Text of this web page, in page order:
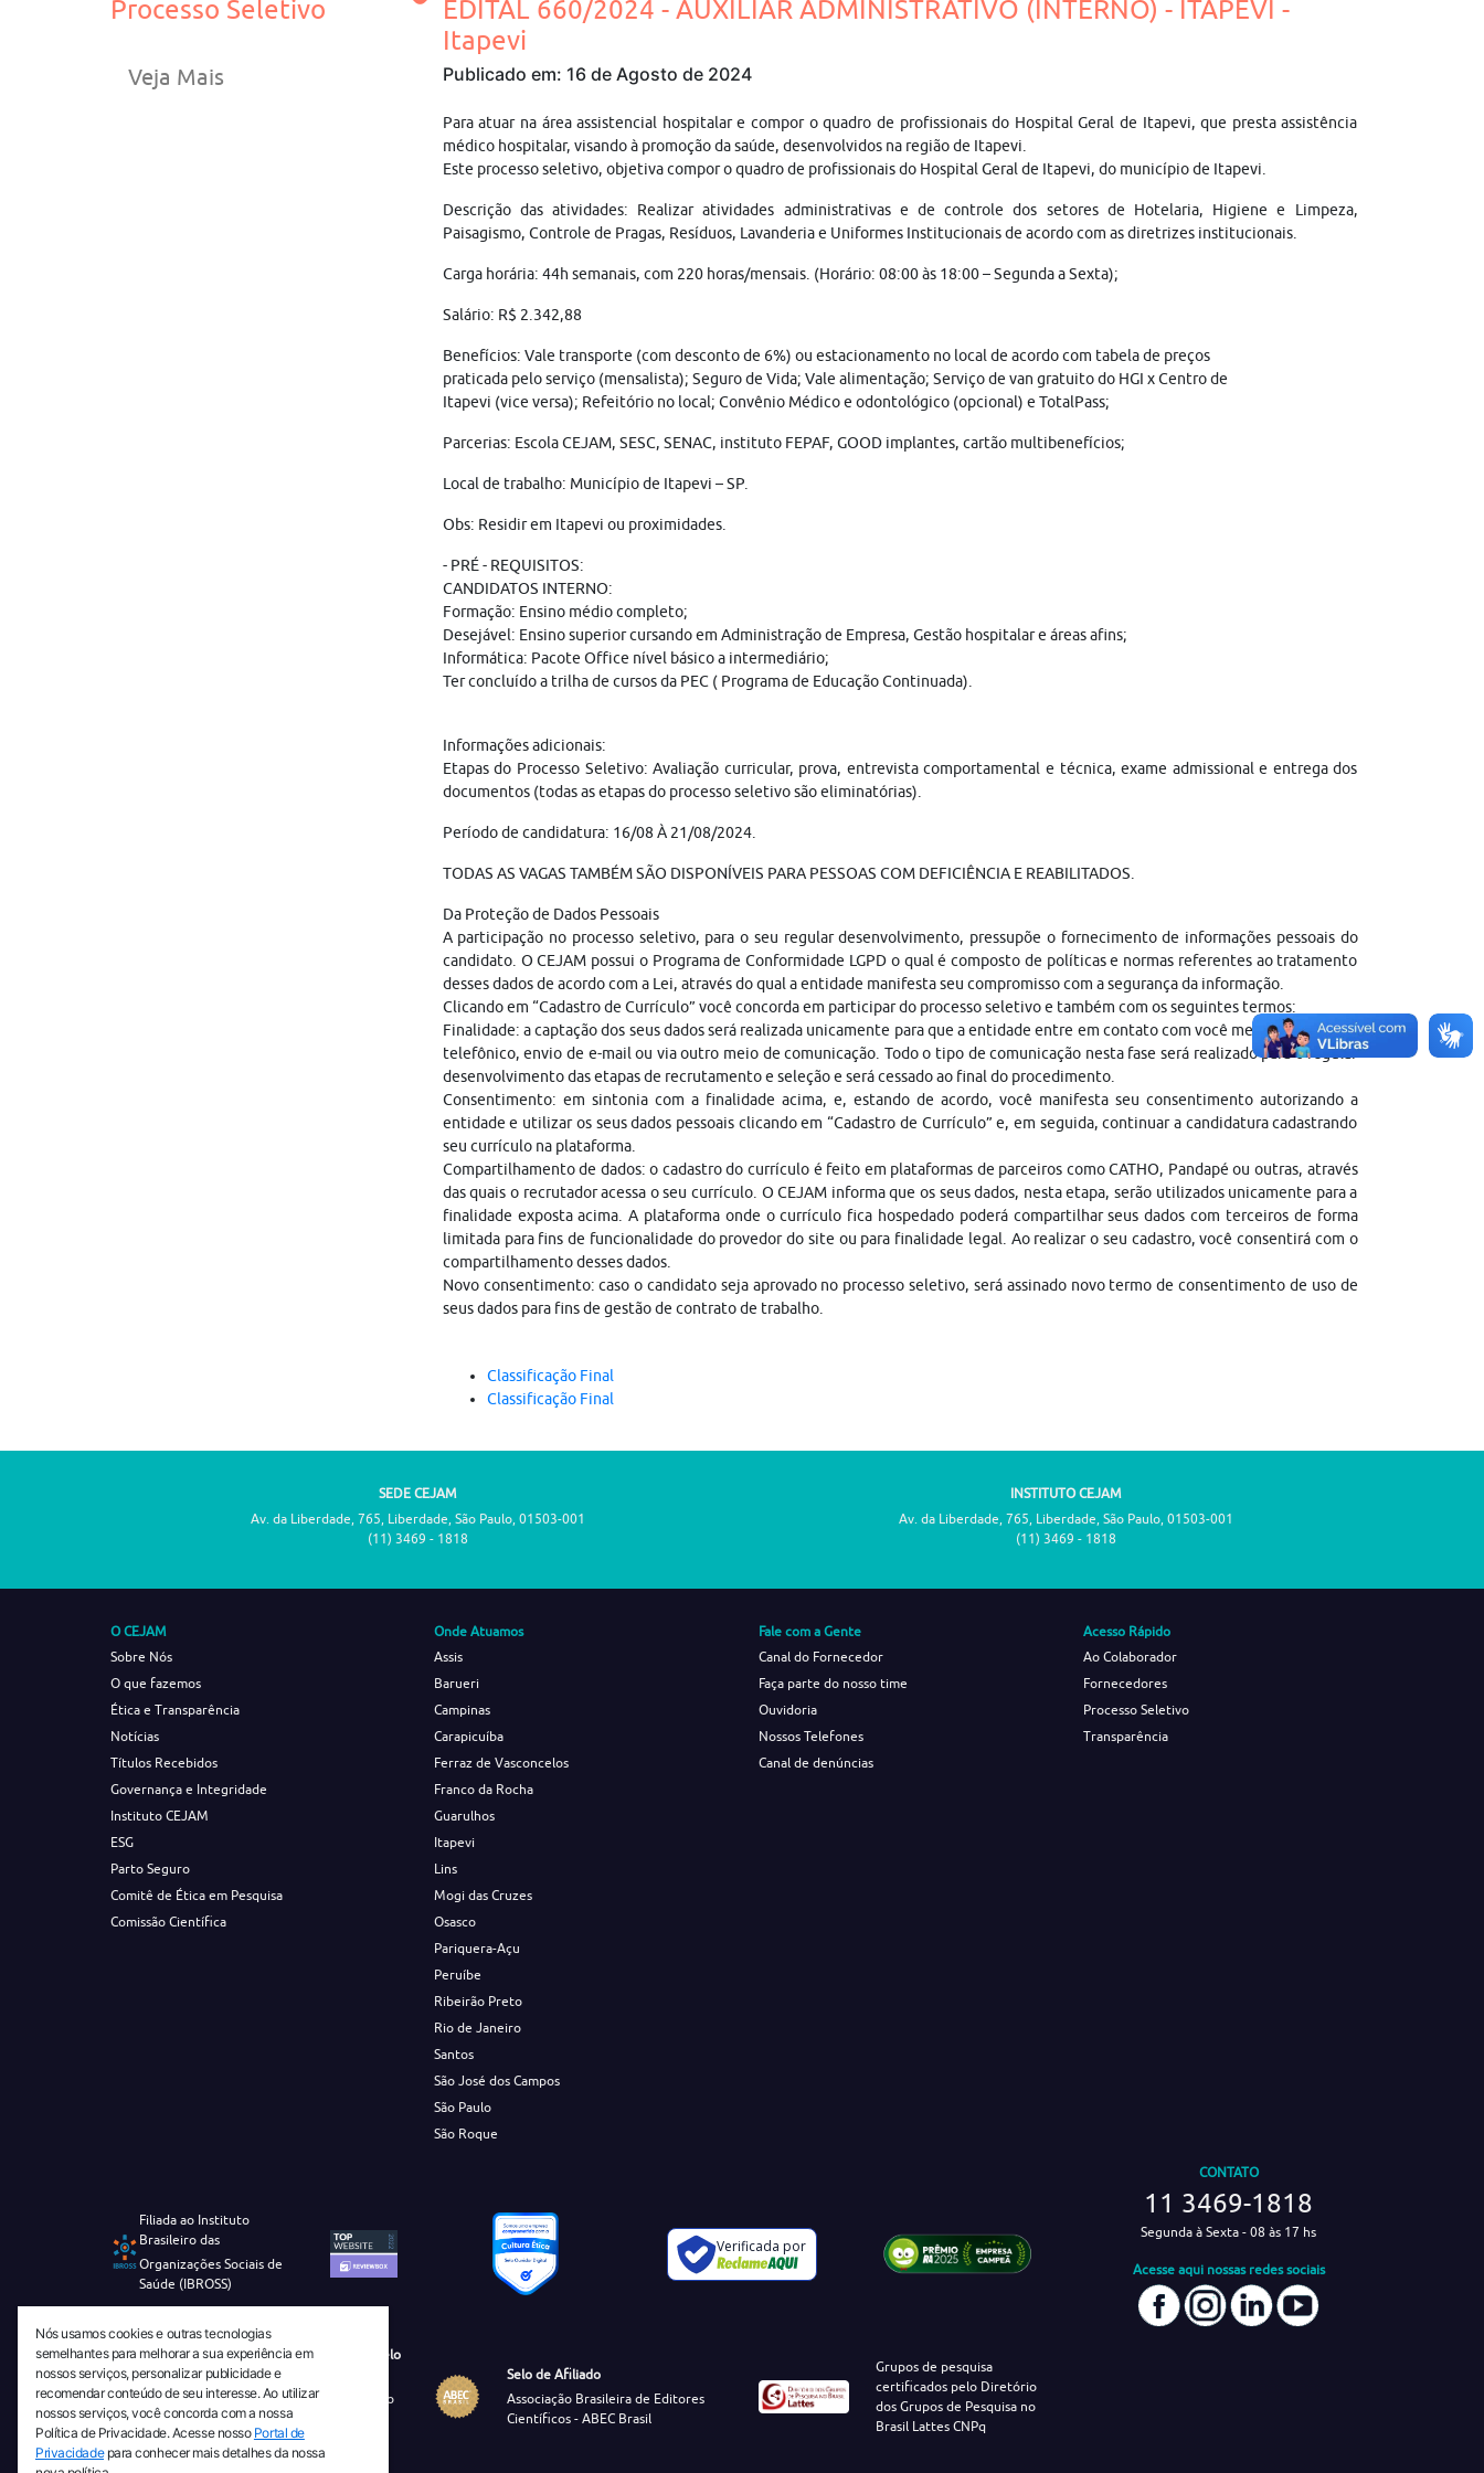
Processo Seletivo
Veja Mais
EDITAL 660/2024 - AUXILIAR ADMINISTRATIVO (INTERNO) - ITAPEVI -
Itapevi
Publicado em: 16 de Agosto de 2024
Para atuar na área assistencial hospitalar e compor o quadro de profissionais do Hospital Geral de Itapevi, que presta assistência
médico hospitalar, visando à promoção da saúde, desenvolvidos na região de Itapevi.
Este processo seletivo, objetiva compor o quadro de profissionais do Hospital Geral de Itapevi, do município de Itapevi.
Descrição das atividades: Realizar atividades administrativas e de controle dos setores de Hotelaria, Higiene e Limpeza,
Paisagismo, Controle de Pragas, Resíduos, Lavanderia e Uniformes Institucionais de acordo com as diretrizes institucionais.
Carga horária: 44h semanais, com 220 horas/mensais. (Horário: 08:00 às 18:00 – Segunda a Sexta);
Salário: R$ 2.342,88
Benefícios: Vale transporte (com desconto de 6%) ou estacionamento no local de acordo com tabela de preços
praticada pelo serviço (mensalista); Seguro de Vida; Vale alimentação; Serviço de van gratuito do HGI x Centro de
Itapevi (vice versa); Refeitório no local; Convênio Médico e odontológico (opcional) e TotalPass;
Parcerias: Escola CEJAM, SESC, SENAC, instituto FEPAF, GOOD implantes, cartão multibenefícios;
Local de trabalho: Município de Itapevi – SP.
Obs: Residir em Itapevi ou proximidades.
- PRÉ - REQUISITOS:
CANDIDATOS INTERNO:
Formação: Ensino médio completo;
Desejável: Ensino superior cursando em Administração de Empresa, Gestão hospitalar e áreas afins;
Informática: Pacote Office nível básico a intermediário;
Ter concluído a trilha de cursos da PEC ( Programa de Educação Continuada).
Informações adicionais:
Etapas do Processo Seletivo: Avaliação curricular, prova, entrevista comportamental e técnica, exame admissional e entrega dos
documentos (todas as etapas do processo seletivo são eliminatórias).
Período de candidatura: 16/08 À 21/08/2024.
TODAS AS VAGAS TAMBÉM SÃO DISPONÍVEIS PARA PESSOAS COM DEFICIÊNCIA E REABILITADOS.
Da Proteção de Dados Pessoais
A participação no processo seletivo, para o seu regular desenvolvimento, pressupõe o fornecimento de informações pessoais do
candidato. O CEJAM possui o Programa de Conformidade LGPD o qual é composto de políticas e normas referentes ao tratamento
desses dados de acordo com a Lei, através do qual a entidade manifesta seu compromisso com a segurança da informação.
Clicando em “Cadastro de Currículo” você concorda em participar do processo seletivo e também com os seguintes termos:
Finalidade: a captação dos seus dados será realizada unicamente para que a entidade entre em contato com você mediante contato
telefônico, envio de e-mail ou via outro meio de comunicação. Todo o tipo de comunicação nesta fase será realizado para o regular
desenvolvimento das etapas de recrutamento e seleção e será cessado ao final do procedimento.
Consentimento: em sintonia com a finalidade acima, e, estando de acordo, você manifesta seu consentimento autorizando a
entidade e utilizar os seus dados pessoais clicando em “Cadastro de Currículo” e, em seguida, continuar a candidatura cadastrando
seu currículo na plataforma.
Compartilhamento de dados: o cadastro do currículo é feito em plataformas de parceiros como CATHO, Pandapé ou outras, através
das quais o recrutador acessa o seu currículo. O CEJAM informa que os seus dados, nesta etapa, serão utilizados unicamente para a
finalidade exposta acima. A plataforma onde o currículo fica hospedado poderá compartilhar seus dados com terceiros de forma
limitada para fins de funcionalidade do provedor do site ou para finalidade legal. Ao realizar o seu cadastro, você consentirá com o
compartilhamento desses dados.
Novo consentimento: caso o candidato seja aprovado no processo seletivo, será assinado novo termo de consentimento de uso de
seus dados para fins de gestão de contrato de trabalho.
Classificação Final
Classificação Final
SEDE CEJAM
Av. da Liberdade, 765, Liberdade, São Paulo, 01503-001
(11) 3469 - 1818
INSTITUTO CEJAM
Av. da Liberdade, 765, Liberdade, São Paulo, 01503-001
(11) 3469 - 1818
O CEJAM
Sobre Nós
O que fazemos
Ética e Transparência
Notícias
Títulos Recebidos
Governança e Integridade
Instituto CEJAM
ESG
Parto Seguro
Comitê de Ética em Pesquisa
Comissão Científica
Onde Atuamos
Assis
Barueri
Campinas
Carapicuíba
Ferraz de Vasconcelos
Franco da Rocha
Guarulhos
Itapevi
Lins
Mogi das Cruzes
Osasco
Pariquera-Açu
Peruíbe
Ribeirão Preto
Rio de Janeiro
Santos
São José dos Campos
São Paulo
São Roque
Fale com a Gente
Canal do Fornecedor
Faça parte do nosso time
Ouvidoria
Nossos Telefones
Canal de denúncias
Acesso Rápido
Ao Colaborador
Fornecedores
Processo Seletivo
Transparência
Filiada ao Instituto
Brasileiro das
Organizações Sociais de
Saúde (IBROSS)
Verificada por
CONTATO
11 3469-1818
Segunda à Sexta - 08 às 17 hs
Acesse aqui nossas redes sociais
Revista Tecnico-Cientifica CEJAM Selo
Diamante de Ciência Aberta
Diretório Migulim Instituto Brasileiro
de Informação em Ciência e
Tecnologia - IBICT
Selo de Afiliado
Associação Brasileira de Editores
Científicos - ABEC Brasil
Grupos de pesquisa
certificados pelo Diretório
dos Grupos de Pesquisa no
Brasil Lattes CNPq
Nós usamos cookies e outras tecnologias
semelhantes para melhorar a sua experiência em
nossos serviços, personalizar publicidade e
recomendar conteúdo de seu interesse. Ao utilizar
nossos serviços, você concorda com a nossa
Política de Privacidade. Acesse nosso Portal de
Privacidadepara conhecer mais detalhes da nossa